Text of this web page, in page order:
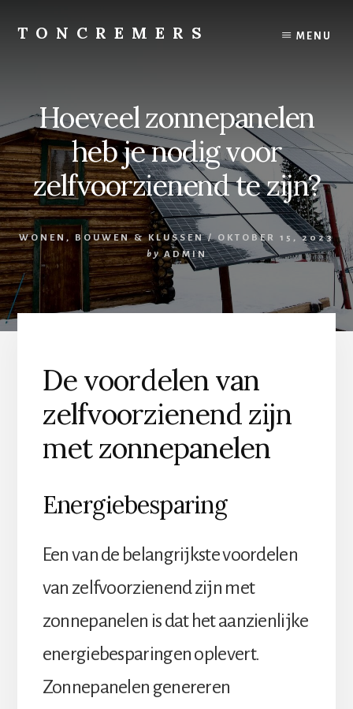
content
TONCREMERS
bouw
MENU
Hoeveel zonnepanelen
heb je nodig voor
zelfvoorzienend te zijn?
WONEN , BOUWEN & KLUSSEN/ OKTOBER 15, 2023
by ADMIN
De voordelen van
zelfvoorzienend zijn
met zonnepanelen
Energiebesparing
Een van de belangrijkste voordelen
van zelfvoorzienend zijn met
zonnepanelen is dat het aanzienlijke
energiebesparingen oplevert.
Zonnepanelen genereren